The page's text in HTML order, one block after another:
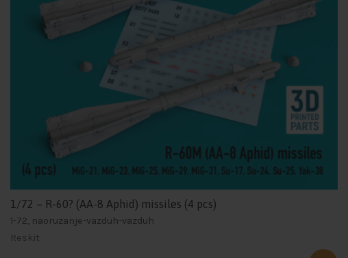
1/72 – R-60? (AA-8 Aphid) missiles (4 pcs)
1-72, naoruzanje-vazduh-vazduh
Reskit